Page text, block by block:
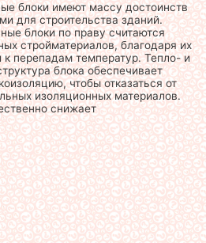
блоки имеют массу достоинств
для строительства зданий.
блоки по праву считаются
стройматериалов, благодаря их
к перепадам температур. Тепло- и
блока обеспечивает
чтобы отказаться от
изоляционных материалов.
снижает